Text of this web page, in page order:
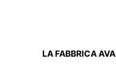
LA FABBRICA AVA